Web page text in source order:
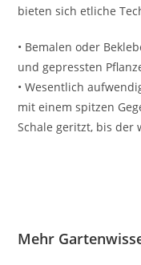
bieten sich etliche
• Bemalen oder
und gepressten
• Wesentlich
mit einem spitzen
Schale geritzt, bis
Mehr